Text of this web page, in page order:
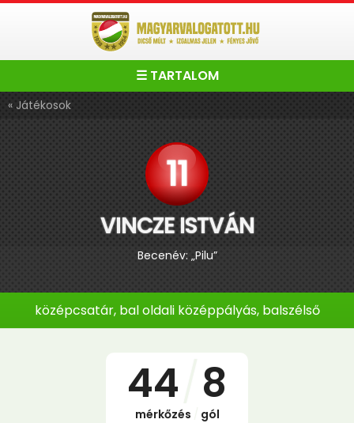
☰ TARTALOM
« Játékosok
11
VINCZE ISTVÁN
Becenév: „Pilu”
középcsatár, bal oldali középpályás, balszélső
44 8
mérkőzés gól